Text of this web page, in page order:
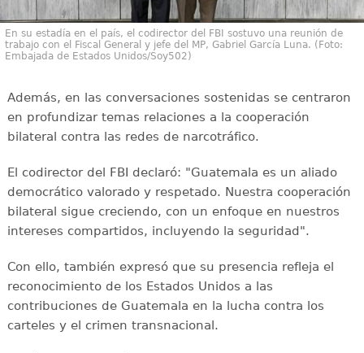
En su estadía en el país, el codirector del FBI sostuvo una reunión de
trabajo con el Fiscal General y jefe del MP, Gabriel García Luna. (Foto:
Embajada de Estados Unidos/Soy502)
Además, en las conversaciones sostenidas se centraron
en profundizar temas relaciones a la cooperación
bilateral contra las redes de narcotráfico.
El codirector del FBI declaró: "Guatemala es un aliado
democrático valorado y respetado. Nuestra cooperación
bilateral sigue creciendo, con un enfoque en nuestros
intereses compartidos, incluyendo la seguridad".
Con ello, también expresó que su presencia refleja el
reconocimiento de los Estados Unidos a las
contribuciones de Guatemala en la lucha contra los
carteles y el crimen transnacional.